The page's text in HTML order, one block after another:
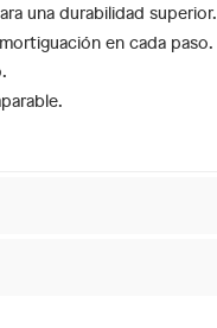
una durabilidad superior.
en cada paso.